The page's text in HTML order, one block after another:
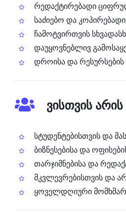
რედაქტირებადი
საძიებო და
ჩამოტვირთვის
დაუყოვნებლივ
დროისა და
ვისთვის არის
სტუდენტებისთვის და
ბიზნესებისა და
თარჯიმნებისა და
მკვლევრებისთვის და
ყოველდღიური